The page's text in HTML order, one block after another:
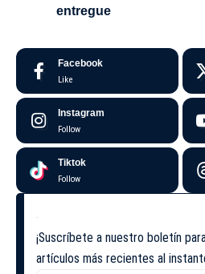
entregue
Facebook
Like
Instagram
Follow
Tiktok
Follow
¡Suscríbete a nuestro boletín
artículos más recientes al